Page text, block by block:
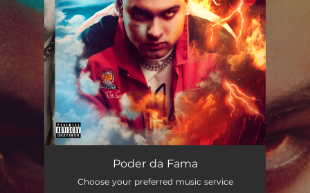
Poder da Fama
Cadê Você? (feat. MC Ryan SP & Vulgo FK)
Poder da Fama
Choose your preferred music service